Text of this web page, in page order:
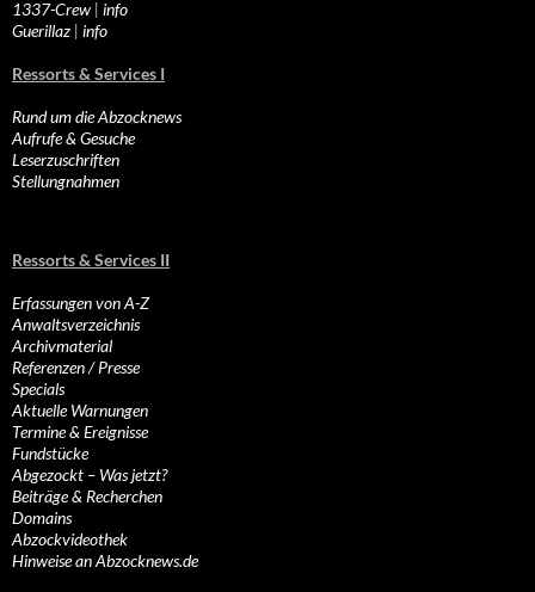
1337-Crew | info
Guerillaz | info
Ressorts & Services I
Rund um die Abzocknews
Aufrufe & Gesuche
Leserzuschriften
Stellungnahmen
Ressorts & Services II
Erfassungen von A-Z
Anwaltsverzeichnis
Archivmaterial
Referenzen / Presse
Specials
Aktuelle Warnungen
Termine & Ereignisse
Fundstücke
Abgezockt – Was jetzt?
Beiträge & Recherchen
Domains
Abzockvideothek
Hinweise an Abzocknews.de